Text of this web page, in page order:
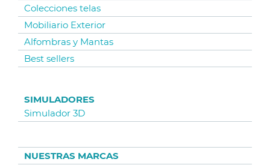
Colecciones telas
Mobiliario Exterior
Alfombras y Mantas
Best sellers
SIMULADORES
Simulador 3D
NUESTRAS MARCAS